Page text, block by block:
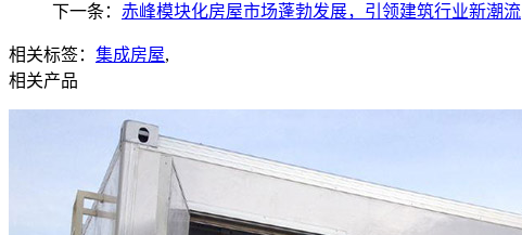
下一条： 赤峰模块化房屋市场蓬勃发展，引领建筑行业新潮流
相关标签： 集成房屋,
相关产品